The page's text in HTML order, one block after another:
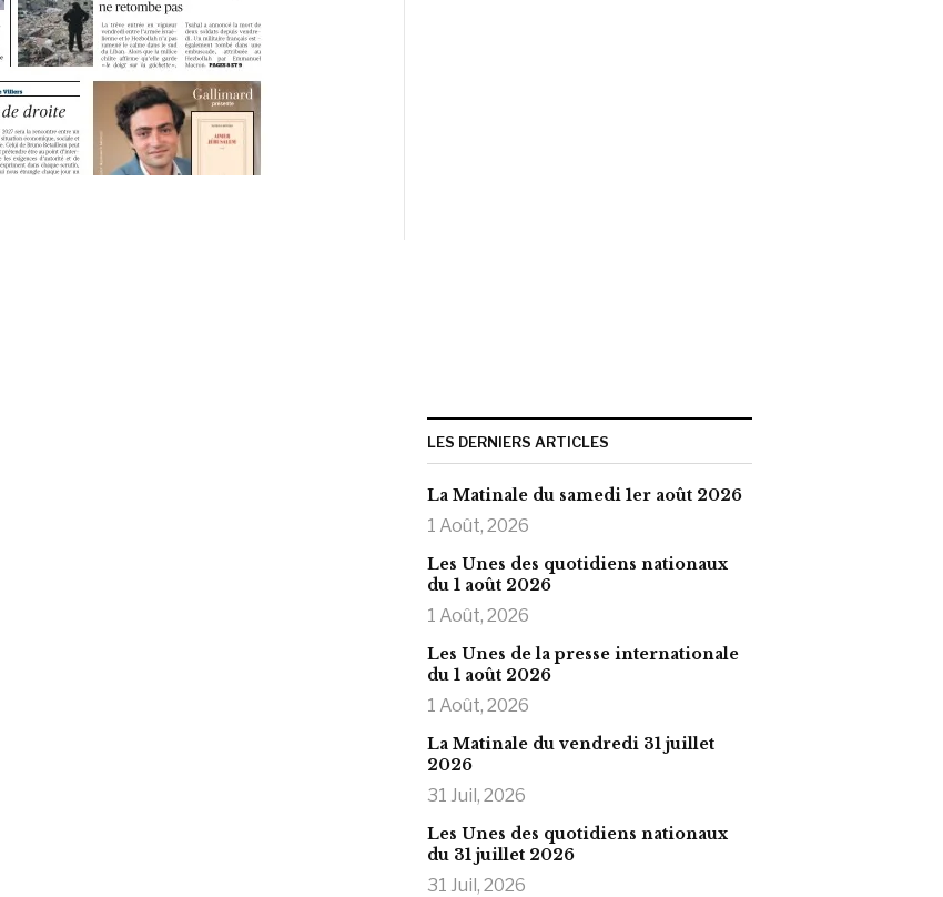
LES DERNIERS ARTICLES
La Matinale du samedi 1er août 2026
1 Août, 2026
Les Unes des quotidiens nationaux
du 1 août 2026
1 Août, 2026
Les Unes de la presse internationale
du 1 août 2026
1 Août, 2026
La Matinale du vendredi 31 juillet
2026
31 Juil, 2026
Les Unes des quotidiens nationaux
du 31 juillet 2026
31 Juil, 2026